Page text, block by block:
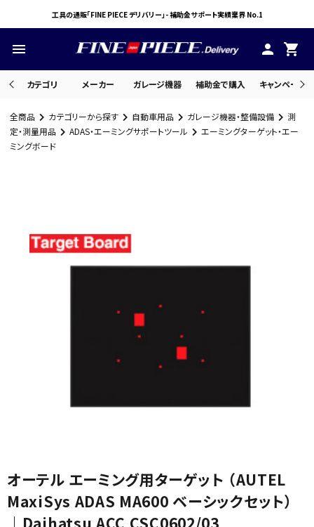
工具の通販「FINE PIECE デリバリー」- 補助金サポート実績業界 No.1
menu person shopping_cart
カテゴリ メーカー ガレージ機器 補助金で購入 キャンペーン
search
ログイン person
メーカーから選ぶ
ガレージ機器
全商品 カテゴリーから探す 自動車用品 ガレージ機器・整備設備
測
定・測量用品
ADAS・エーミングサポートツール
エーミングターゲット・エー
ミングボード
オーテル エーミング用ターゲット （AUTEL
MaxiSys ADAS MA600 ベーシックセット）
｜Daihatsu ACC CSC0602/03